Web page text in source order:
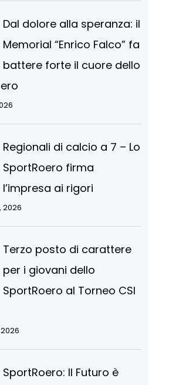
Dal dolore alla speranza: il
Memorial “Enrico Falco” fa
battere forte il cuore dello
Regionali di calcio a 7 – Lo
SportRoero firma
l’impresa ai rigori
2026
Terzo posto di carattere
per i giovani dello
SportRoero al Torneo CSI
SportRoero: Il Futuro è